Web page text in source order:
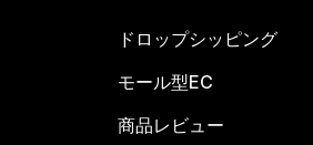
ドロップシッピング
モール型EC
商品レビュー